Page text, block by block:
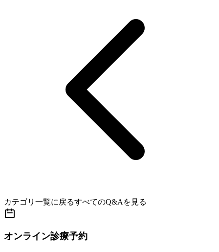
カテゴリ一覧に戻るすべてのQ&Aを見る
オンライン診療予約